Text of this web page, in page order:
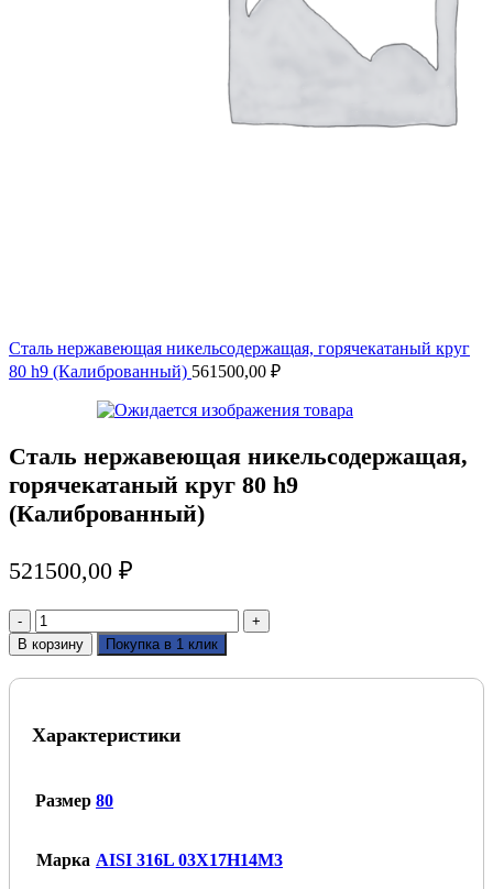
Сталь нержавеющая никельсодержащая, горячекатаный круг
80 h9 (Калиброванный) 561500,00 ₽
Сталь нержавеющая никельсодержащая,
горячекатаный круг 80 h9
(Калиброванный)
521500,00 ₽
Количество
товара
Сталь
нержавеющая
круг
(Калиброванный)
В корзину Покупка в 1 клик
Характеристики
Размер 80
Марка AISI 316L 03Х17Н14М3